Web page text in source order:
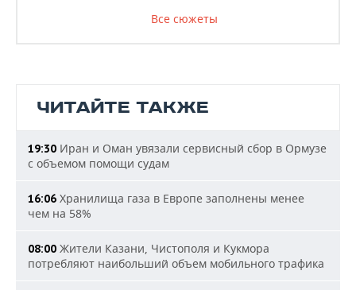
Все сюжеты
ЧИТАЙТЕ ТАКЖЕ
19:30 Иран и Оман увязали сервисный сбор в Ормузе
с объемом помощи судам
16:06 Хранилища газа в Европе заполнены менее
чем на 58%
08:00 Жители Казани, Чистополя и Кукмора
потребляют наибольший объем мобильного трафика